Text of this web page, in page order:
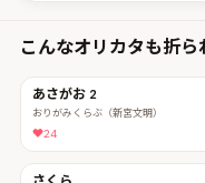
こんなオリカタも折ら
あさがお 2
おりがみくらぶ（新宮文明）
24